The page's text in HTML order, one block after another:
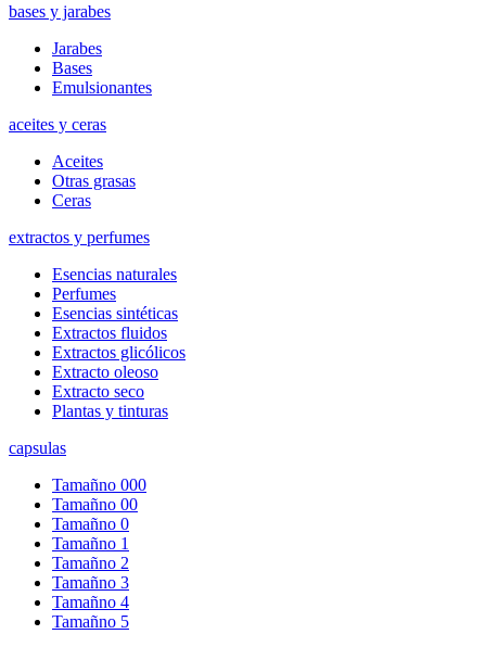
bases y jarabes
Jarabes
Bases
Emulsionantes
aceites y ceras
Aceites
Otras grasas
Ceras
extractos y perfumes
Esencias naturales
Perfumes
Esencias sintéticas
Extractos fluidos
Extractos glicólicos
Extracto oleoso
Extracto seco
Plantas y tinturas
capsulas
Tamañno 000
Tamañno 00
Tamañno 0
Tamañno 1
Tamañno 2
Tamañno 3
Tamañno 4
Tamañno 5